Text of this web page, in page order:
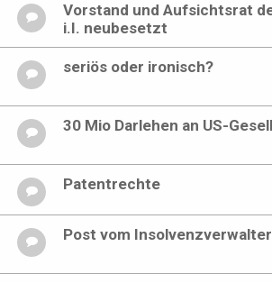
Vorstand und Aufsichtsrat
i.I. neubesetzt
seriös oder ironisch?
30 Mio Darlehen an US-
Patentrechte
Post vom Insolvenzverwalter